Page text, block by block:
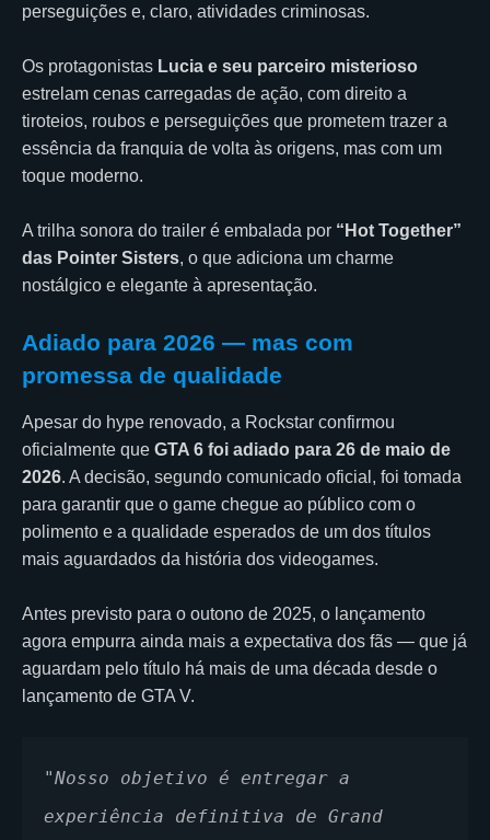
perseguições e, claro, atividades criminosas.
Os protagonistas Lucia e seu parceiro misterioso
estrelam cenas carregadas de ação, com direito a
tiroteios, roubos e perseguições que prometem trazer a
essência da franquia de volta às origens, mas com um
toque moderno.
A trilha sonora do trailer é embalada por “Hot Together”
das Pointer Sisters, o que adiciona um charme
nostálgico e elegante à apresentação.
Adiado para 2026 — mas com
promessa de qualidade
Apesar do hype renovado, a Rockstar confirmou
oficialmente que GTA 6 foi adiado para 26 de maio de
2026. A decisão, segundo comunicado oficial, foi tomada
para garantir que o game chegue ao público com o
polimento e a qualidade esperados de um dos títulos
mais aguardados da história dos videogames.
Antes previsto para o outono de 2025, o lançamento
agora empurra ainda mais a expectativa dos fãs — que já
aguardam pelo título há mais de uma década desde o
lançamento de GTA V.
"Nosso objetivo é entregar a
experiência definitiva de Grand